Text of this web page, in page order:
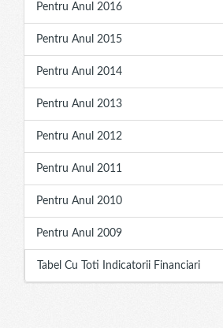
Pentru Anul 2016
Pentru Anul 2015
Pentru Anul 2014
Pentru Anul 2013
Pentru Anul 2012
Pentru Anul 2011
Pentru Anul 2010
Pentru Anul 2009
Tabel Cu Toti Indicatorii Financiari